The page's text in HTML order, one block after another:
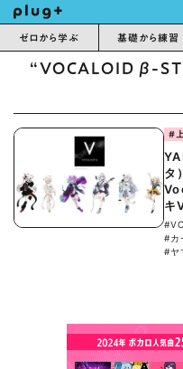
ゼロから学ぶ 基礎から練習
“VOCALOID β-
#
タ
キ
#カ
#ヤ